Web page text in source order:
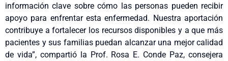
información clave sobre cómo las personas pueden recibir
apoyo para enfrentar esta enfermedad. Nuestra aportación
contribuye a fortalecer los recursos disponibles y a que más
pacientes y sus familias puedan alcanzar una mejor calidad
de vida”, compartió la Prof. Rosa E. Conde Paz, consejera